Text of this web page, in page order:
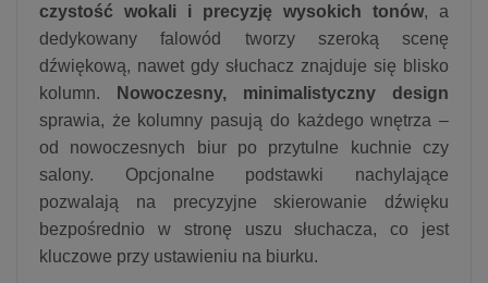
czystość wokali i precyzję wysokich tonów, a
dedykowany falowód tworzy szeroką scenę
dźwiękową, nawet gdy słuchacz znajduje się blisko
kolumn.
Nowoczesny, minimalistyczny design
sprawia, że kolumny pasują do każdego wnętrza –
od nowoczesnych biur po przytulne kuchnie czy
salony. Opcjonalne podstawki nachylające
pozwalają na precyzyjne skierowanie dźwięku
bezpośrednio w stronę uszu słuchacza, co jest
kluczowe przy ustawieniu na biurku.